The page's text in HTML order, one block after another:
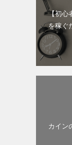
【初心
を稼ぐ
カイン